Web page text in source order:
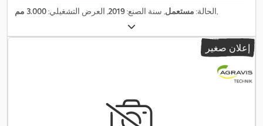
الحالة: مستعمل, سنة الصنع:2019, العرض التشغيلي:3.000 مم ,
إعلان صغير